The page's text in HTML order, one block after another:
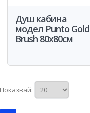
Душ кабина
модел Punto Gold
Brush 80x80см
Показвай: